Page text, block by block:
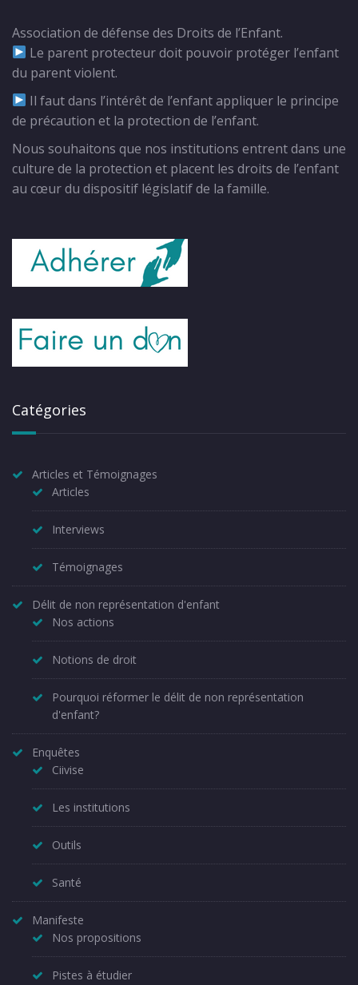
Association de défense des Droits de l’Enfant.
Le parent protecteur doit pouvoir protéger l’enfant
du parent violent.
Il faut dans l’intérêt de l’enfant appliquer le principe
de précaution et la protection de l’enfant.
Nous souhaitons que nos institutions entrent dans une
culture de la protection et placent les droits de l’enfant
au cœur du dispositif législatif de la famille.
Catégories
Articles et Témoignages
Articles
Interviews
Témoignages
Délit de non représentation d'enfant
Nos actions
Notions de droit
Pourquoi réformer le délit de non représentation
d'enfant?
Enquêtes
Ciivise
Les institutions
Outils
Santé
Manifeste
Nos propositions
Pistes à étudier